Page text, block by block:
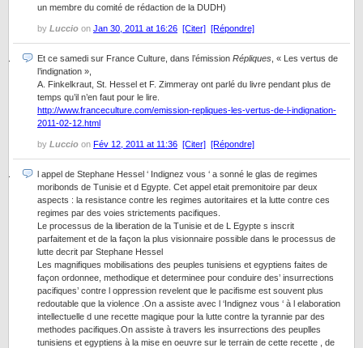
un membre du comité de rédaction de la DUDH)
by Luccio on Jan 30, 2011 at 16:26 [Citer] [Répondre]
Et ce samedi sur France Culture, dans l’émission Répliques , « Les vertus de
l’indignation »,
A. Finkelkraut, St. Hessel et F. Zimmeray ont parlé du livre pendant plus de
temps qu’il n’en faut pour le lire.
http://www.franceculture.com/emission-repliques-les-vertus-de-l-indignation-
2011-02-12.html
by Luccio on Fév 12, 2011 at 11:36 [Citer] [Répondre]
l appel de Stephane Hessel ‘ Indignez vous ‘ a sonné le glas de regimes
moribonds de Tunisie et d Egypte. Cet appel etait premonitoire par deux
aspects : la resistance contre les regimes autoritaires et la lutte contre ces
regimes par des voies strictements pacifiques.
Le processus de la liberation de la Tunisie et de L Egypte s inscrit
parfaitement et de la façon la plus visionnaire possible dans le processus de
lutte decrit par Stephane Hessel
Les magnifiques mobilisations des peuples tunisiens et egyptiens faites de
façon ordonnee, methodique et determinee pour conduire des’ insurrections
pacifiques’ contre l oppression revelent que le pacifisme est souvent plus
redoutable que la violence .On a assiste avec l ‘Indignez vous ‘ à l elaboration
intellectuelle d une recette magique pour la lutte contre la tyrannie par des
methodes pacifiques.On assiste à travers les insurrections des peuplles
tunisiens et egyptiens à la mise en oeuvre sur le terrain de cette recette , de